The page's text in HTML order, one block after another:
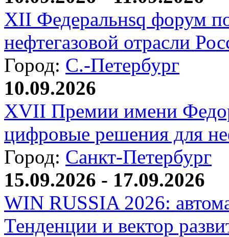
XII Федеральнsq форум
нефтегазовой отрасли
Город: С.-Петербург
10.09.2026
XVII Премии имени
цифровые решения для
Город: Санкт-Петербург
15.09.2026 - 17.09.2026
WIN RUSSIA 2026:
Тенденции и вектор